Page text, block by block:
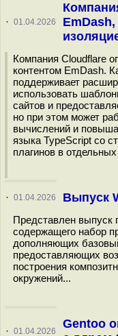
· 01.04.2026
Компания Cloudflare
контентом EmDash.
поддерживает
использовать
сайтов и
но при этом может
вычислений и
языка TypeScript со
плагинов в
· 01.04.2026 Выпуск
Представлен выпуск
содержащего набор
дополняющих
предоставляющих
построения
окружений...
· 01.04.2026
Gentoo